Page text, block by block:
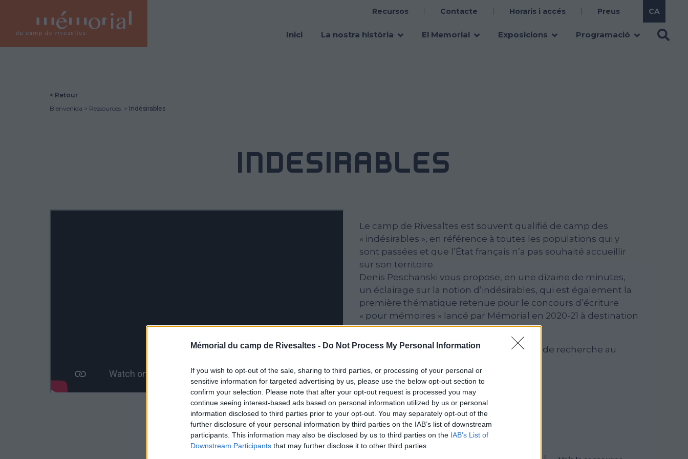
Mémorial du camp de Rivesaltes - Do Not Process My Personal Information
If you wish to opt-out of the sale, sharing to third parties, or processing of your personal or
sensitive information for targeted advertising by us, please use the below opt-out section to
confirm your selection. Please note that after your opt-out request is processed you may
continue seeing interest-based ads based on personal information utilized by us or personal
information disclosed to third parties prior to your opt-out. You may separately opt-out of the
further disclosure of your personal information by third parties on the IAB’s list of downstream
participants. This information may also be disclosed by us to third parties on the IAB’s List of
Downstream Participants that may further disclose it to other third parties.
contingut
Main
navigation
Recursos Contacte Horaris i accés Preus
Inici La nostra història El Memorial Exposicions Programació
< Retour
Bienvenida
Ressources Indésirables
INDÉSIRABLES
Le camp de Rivesaltes est souvent qualifié de camp des
« indésirables », en référence à toutes les populations qui y
sont passées et que l’État français n’a pas souhaité accueillir
sur son territoire.
Denis Peschanski vous propose, en une dizaine de minutes,
un éclairage sur la notion d’indésirables, qui est également la
première thématique retenue pour le concours d’écriture
« pour mémoires » lancé par Mémorial en 2020-21 à destination
des collèges et des lycées.
Denis Peschanski est historien, directeur de recherche au